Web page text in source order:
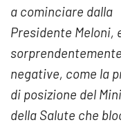
a cominciare dalla
Presidente Meloni,
sorprendentemente
negative, come la
di posizione del
della Salute che